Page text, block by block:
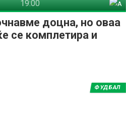
доцна, но оваа
се комплетира и
19:00
ФУДБАЛ